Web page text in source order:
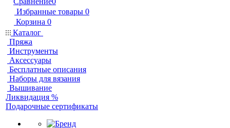
Избранные товары 0
Корзина 0
Каталог
Пряжа
Инструменты
Аксессуары
Бесплатные описания
Наборы для вязания
Вышивание
Ликвидация %
Подарочные сертификаты